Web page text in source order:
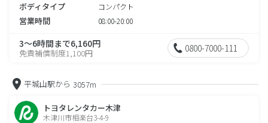
ボディタイプ コンパクト
営業時間 08:00-20:00
3～6時間まで6,160円
免責補償制度1,100円 0800-7000-111
平城山駅から 3057m
トヨタレンタカー木津
木津川市相楽台3-4-9